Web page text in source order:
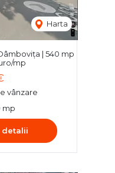
Harta
| 540 mp
mp
vânzare
mp
detalii